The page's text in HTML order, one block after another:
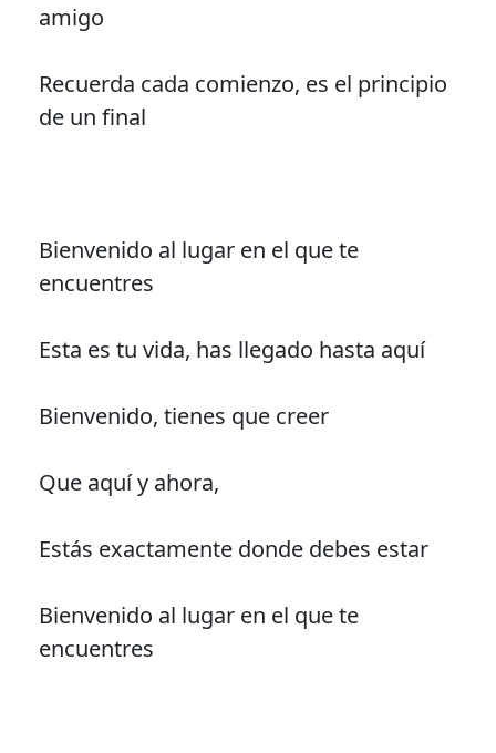
amigo
Recuerda cada comienzo, es el principio
de un final
Bienvenido al lugar en el que te
encuentres
Esta es tu vida, has llegado hasta aquí
Bienvenido, tienes que creer
Que aquí y ahora,
Estás exactamente donde debes estar
Bienvenido al lugar en el que te
encuentres